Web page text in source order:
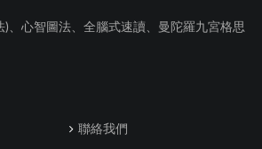
)、心智圖法、全腦式速讀、曼陀羅九宮格思
聯絡我們